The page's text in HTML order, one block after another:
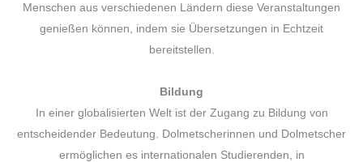
Menschen aus verschiedenen Ländern diese Veranstaltungen
genießen können, indem sie Übersetzungen in Echtzeit
bereitstellen.
Bildung
In einer globalisierten Welt ist der Zugang zu Bildung von
entscheidender Bedeutung. Dolmetscherinnen und Dolmetscher
ermöglichen es internationalen Studierenden, in